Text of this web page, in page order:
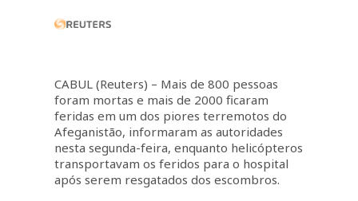
CABUL (Reuters) – Mais de 800 pessoas
foram mortas e mais de 2000 ficaram
feridas em um dos piores terremotos do
Afeganistão, informaram as autoridades
nesta segunda-feira, enquanto helicópteros
transportavam os feridos para o hospital
após serem resgatados dos escombros.